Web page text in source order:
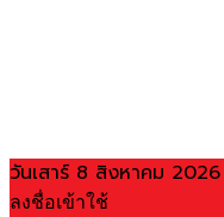
วันเสาร์ 8 สิงหาคม 2026
ลงชื่อเข้าใช้